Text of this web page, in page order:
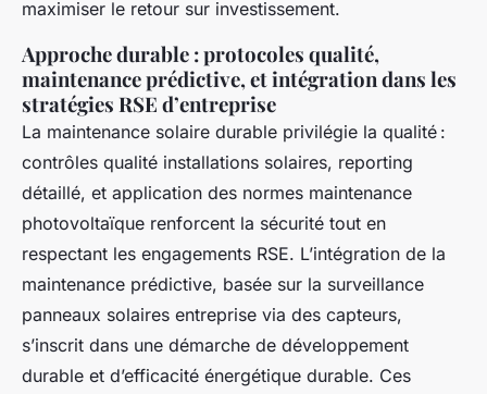
maximiser le retour sur investissement.
Approche durable : protocoles qualité,
maintenance prédictive, et intégration dans les
stratégies RSE d’entreprise
La maintenance solaire durable privilégie la qualité :
contrôles qualité installations solaires, reporting
détaillé, et application des normes maintenance
photovoltaïque renforcent la sécurité tout en
respectant les engagements RSE. L’intégration de la
maintenance prédictive, basée sur la surveillance
panneaux solaires entreprise via des capteurs,
s’inscrit dans une démarche de développement
durable et d’efficacité énergétique durable. Ces